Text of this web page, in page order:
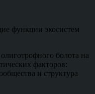
функции экосистем
болота на
факторов:
и структура